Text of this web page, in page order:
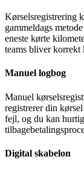
Kørselsregistrering
gammeldags
eneste kørte
teams bliver korrekt
Manuel logbog
Manuel
registrerer din
fejl, og du kan
Digital skabelon